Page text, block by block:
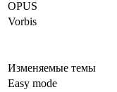
OPUS
Vorbis
Изменяемые темы
Easy mode